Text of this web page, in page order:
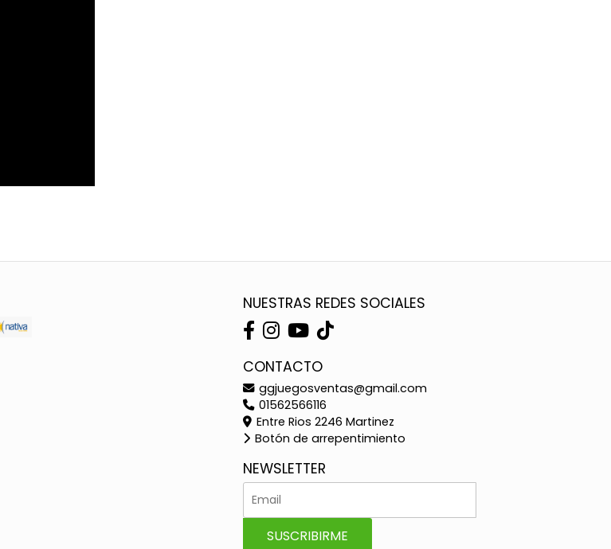
NUESTRAS REDES SOCIALES
CONTACTO
ggjuegosventas@gmail.com
01562566116
Entre Rios 2246 Martinez
Botón de arrepentimiento
NEWSLETTER
SUSCRIBIRME